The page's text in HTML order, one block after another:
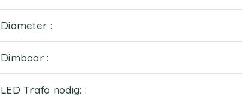
Diameter
Dimbaar
LED Trafo nodig: